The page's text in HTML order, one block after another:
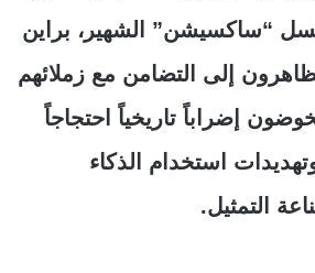
“ساكسيشن” الشهير، براين
إلى التضامن مع زملائهم
إضراباً تاريخياً احتجاجاً
استخدام الذكاء
التمثيل.